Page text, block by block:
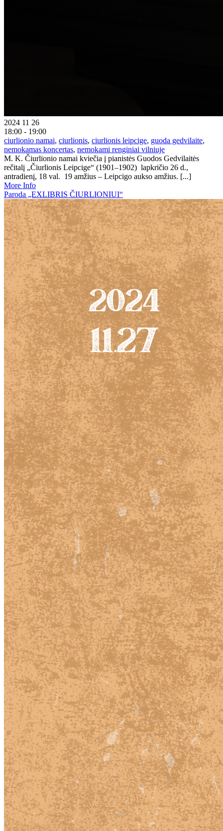
2024 11 26
18:00 - 19:00
ciurlionio namai, ciurlionis, ciurlionis leipcige, guoda gedvilaite,
nemokamas koncertas, nemokami renginiai vilniuje
M. K. Čiurlionio namai kviečia į pianistės Guodos Gedvilaitės
rečitalį „Čiurlionis Leipcige“ (1901–1902) lapkričio 26 d.,
antradienį, 18 val. 19 amžius – Leipcigo aukso amžius. [...]
More Info
Paroda „EXLIBRIS ČIURLIONIUI“